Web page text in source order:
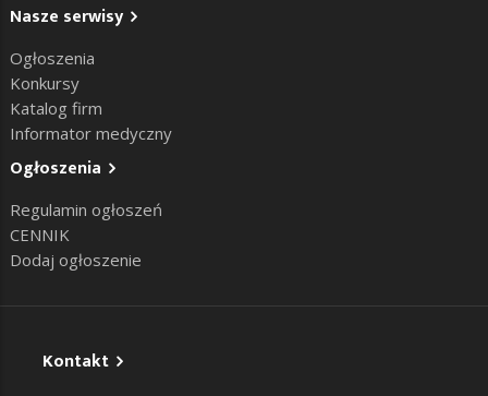
Nasze serwisy
Ogłoszenia
Konkursy
Katalog firm
Informator medyczny
Ogłoszenia
Regulamin ogłoszeń
CENNIK
Dodaj ogłoszenie
Kontakt